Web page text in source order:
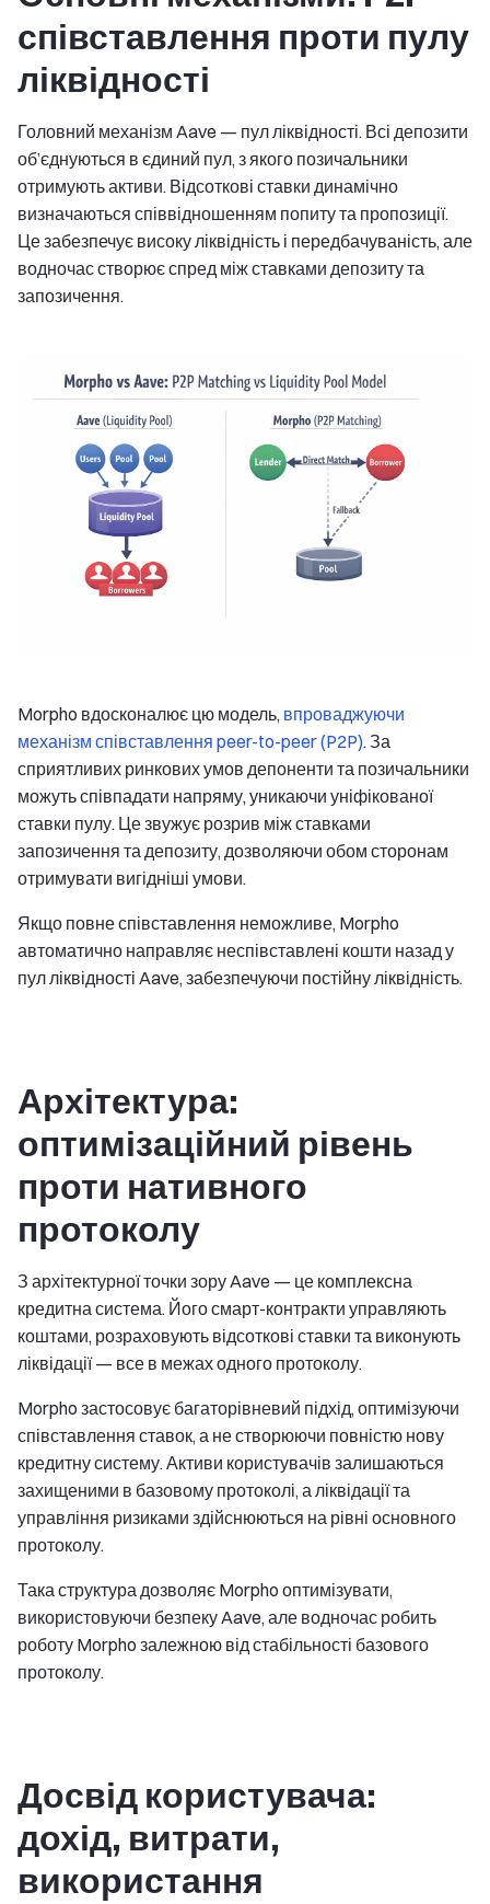
співставлення проти пулу
ліквідності
Головний механізм Aave — пул ліквідності. Всі депозити
об’єднуються в єдиний пул, з якого позичальники
отримують активи. Відсоткові ставки динамічно
визначаються співвідношенням попиту та пропозиції.
Це забезпечує високу ліквідність і передбачуваність, але
водночас створює спред між ставками депозиту та
запозичення.
Morpho вдосконалює цю модель, впроваджуючи
механізм співставлення peer-to-peer (P2P). За
сприятливих ринкових умов депоненти та позичальники
можуть співпадати напряму, уникаючи уніфікованої
ставки пулу. Це звужує розрив між ставками
запозичення та депозиту, дозволяючи обом сторонам
отримувати вигідніші умови.
Якщо повне співставлення неможливе, Morpho
автоматично направляє неспівставлені кошти назад у
пул ліквідності Aave, забезпечуючи постійну ліквідність.
Архітектура:
оптимізаційний рівень
проти нативного
протоколу
З архітектурної точки зору Aave — це комплексна
кредитна система. Його смарт-контракти управляють
коштами, розраховують відсоткові ставки та виконують
ліквідації — все в межах одного протоколу.
Morpho застосовує багаторівневий підхід, оптимізуючи
співставлення ставок, а не створюючи повністю нову
кредитну систему. Активи користувачів залишаються
захищеними в базовому протоколі, а ліквідації та
управління ризиками здійснюються на рівні основного
протоколу.
Така структура дозволяє Morpho оптимізувати,
використовуючи безпеку Aave, але водночас робить
роботу Morpho залежною від стабільності базового
протоколу.
Досвід користувача:
дохід, витрати,
використання